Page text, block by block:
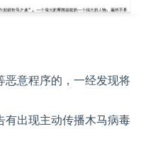
恶意程序的，一经发现将
有出现主动传播木马病毒